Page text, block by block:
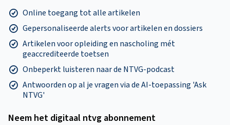
Online toegang tot alle artikelen
Gepersonaliseerde alerts voor artikelen en dossiers
Artikelen voor opleiding en nascholing mét
geaccrediteerde toetsen
Onbeperkt luisteren naar de NTVG-podcast
Antwoorden op al je vragen via de AI-toepassing 'Ask
NTVG'
Neem het digitaal ntvg abonnement